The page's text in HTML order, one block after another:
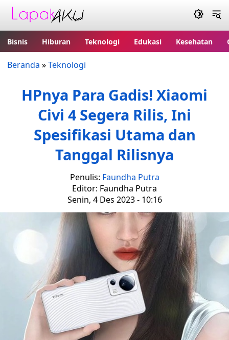
Bisnis Hiburan Teknologi Edukasi Kesehatan
Beranda »Teknologi
HPnya Para Gadis! Xiaomi
Civi 4 Segera Rilis, Ini
Spesifikasi Utama dan
Tanggal Rilisnya
Penulis: Faundha Putra
Editor: Faundha Putra
Senin, 4 Des 2023 - 10:16